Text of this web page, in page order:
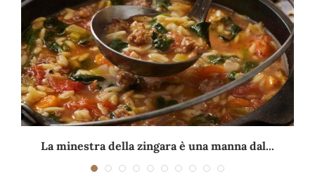
La minestra della zingara è una manna dal...